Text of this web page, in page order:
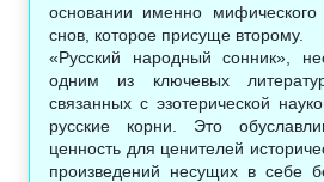
основании именно
снов, которое присуще второму.
«Русский народный сонник»,
одним из ключевых
связанных с эзотерической
русские корни. Это
ценность для ценителей
произведений несущих в себе